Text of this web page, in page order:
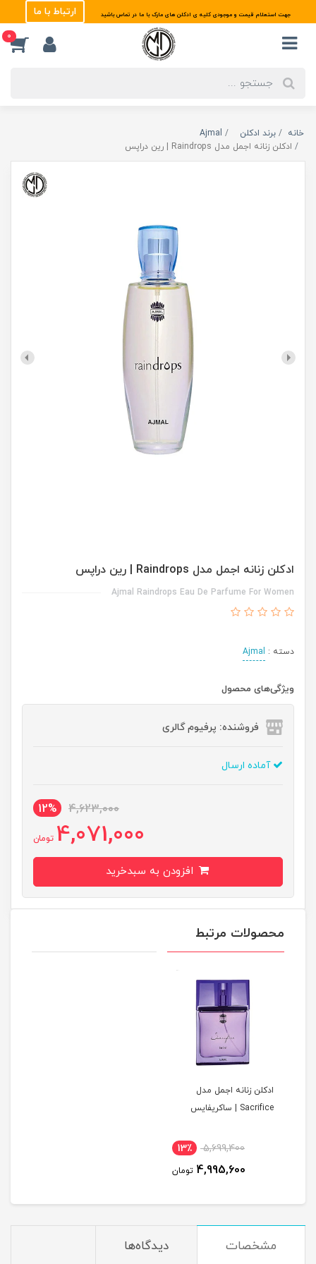
جهت استعلام قیمت و موجودی کلیه ی ادکلن های مارک با ما در تماس باشید ارتباط با ما
0
خانه برند ادکلن
Ajmal
ادکلن زنانه اجمل مدل Raindrops | رین دراپس
ادکلن زنانه اجمل مدل Raindrops | رین دراپس
Ajmal Raindrops Eau De Parfume For Women
دسته : Ajmal
ویژگی‌های محصول
فروشنده: پرفیوم گالری
آماده ارسال
4,623,000
12%
4,071,000 تومان
محصولات مرتبط
ادکلن زنانه اجمل مدل
Sacrifice | ساکریفایس
5,699,400 13٪
4,995,600 تومان
مشخصات دیدگاه‌ها